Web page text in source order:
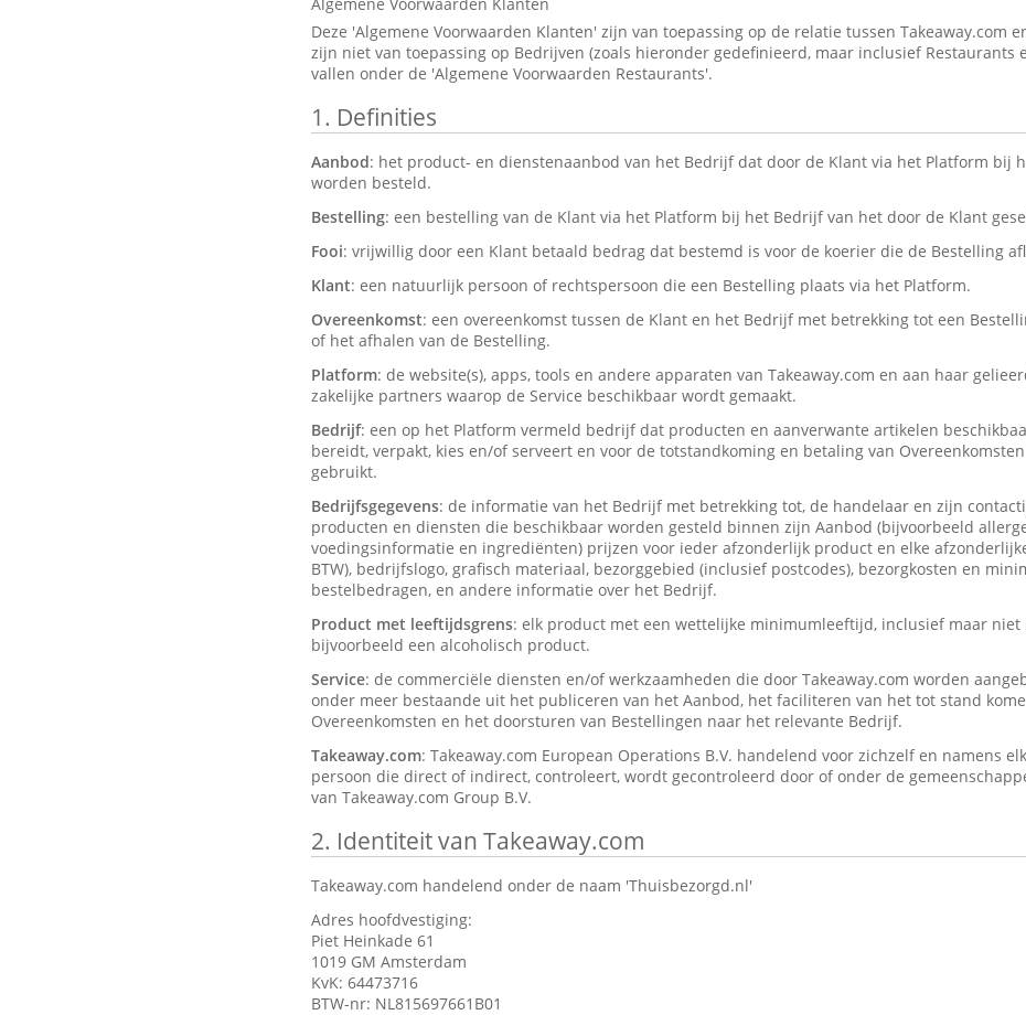
Deze 'Algemene Voorwaarden Klanten' zijn van toepassing op de relatie tussen Takeaway.com
zijn niet van toepassing op Bedrijven (zoals hieronder gedefinieerd, maar inclusief Restaurants
vallen onder de 'Algemene Voorwaarden Restaurants'.
1. Definities
Aanbod: het product- en dienstenaanbod van het Bedrijf dat door de Klant via het Platform bij
worden besteld.
Bestelling: een bestelling van de Klant via het Platform bij het Bedrijf van het door de Klant
Fooi: vrijwillig door een Klant betaald bedrag dat bestemd is voor de koerier die de Bestelling
Klant: een natuurlijk persoon of rechtspersoon die een Bestelling plaats via het Platform.
Overeenkomst: een overeenkomst tussen de Klant en het Bedrijf met betrekking tot een
of het afhalen van de Bestelling.
Platform: de website(s), apps, tools en andere apparaten van Takeaway.com en aan haar
zakelijke partners waarop de Service beschikbaar wordt gemaakt.
Bedrijf: een op het Platform vermeld bedrijf dat producten en aanverwante artikelen
bereidt, verpakt, kies en/of serveert en voor de totstandkoming en betaling van
gebruikt.
Bedrijfsgegevens: de informatie van het Bedrijf met betrekking tot, de handelaar en zijn
producten en diensten die beschikbaar worden gesteld binnen zijn Aanbod (bijvoorbeeld
voedingsinformatie en ingrediënten) prijzen voor ieder afzonderlijk product en elke
BTW), bedrijfslogo, grafisch materiaal, bezorggebied (inclusief postcodes), bezorgkosten en
bestelbedragen, en andere informatie over het Bedrijf.
Product met leeftijdsgrens: elk product met een wettelijke minimumleeftijd, inclusief maar
bijvoorbeeld een alcoholisch product.
Service: de commerciële diensten en/of werkzaamheden die door Takeaway.com worden
onder meer bestaande uit het publiceren van het Aanbod, het faciliteren van het tot stand
Overeenkomsten en het doorsturen van Bestellingen naar het relevante Bedrijf.
Takeaway.com: Takeaway.com European Operations B.V. handelend voor zichzelf en namens
persoon die direct of indirect, controleert, wordt gecontroleerd door of onder de
van Takeaway.com Group B.V.
2. Identiteit van Takeaway.com
Takeaway.com handelend onder de naam 'Thuisbezorgd.nl'
Adres hoofdvestiging:
Piet Heinkade 61
1019 GM Amsterdam
KvK: 64473716
BTW-nr: NL815697661B01